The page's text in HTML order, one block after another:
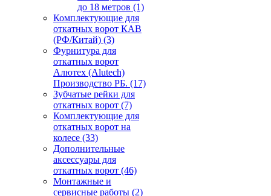
до 18 метров (1)
Комплектующие для
откатных ворот КАВ
(РФ/Китай) (3)
Фурнитура для
откатных ворот
Алютех (Alutech)
Производство РБ. (17)
Зубчатые рейки для
откатных ворот (7)
Комплектующие для
откатных ворот на
колесе (33)
Дополнительные
аксессуары для
откатных ворот (46)
Монтажные и
сервисные работы (2)